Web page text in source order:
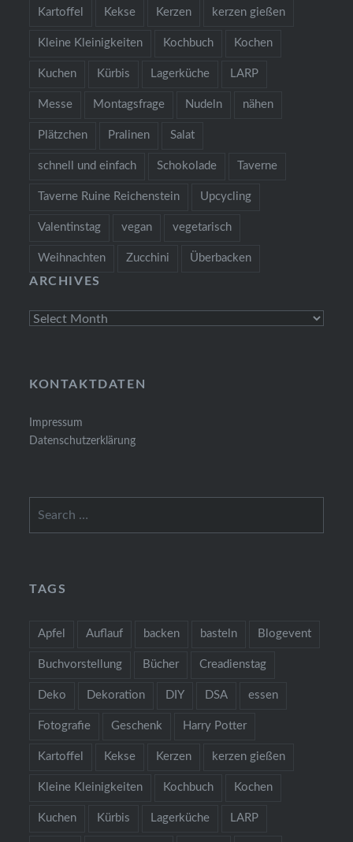
Kartoffel Kekse Kerzen kerzen gießen
Kleine Kleinigkeiten Kochbuch Kochen
Kuchen Kürbis Lagerküche LARP
Messe Montagsfrage Nudeln nähen
Plätzchen Pralinen Salat
schnell und einfach Schokolade Taverne
Taverne Ruine Reichenstein Upcycling
Valentinstag vegan vegetarisch
Weihnachten Zucchini Überbacken
ARCHIVES
Archives
KONTAKTDATEN
Impressum
Datenschutzerklärung
for:
TAGS
Apfel Auflauf backen basteln Blogevent
Buchvorstellung Bücher Creadienstag
Deko Dekoration DIY DSA essen
Fotografie Geschenk Harry Potter
Kartoffel Kekse Kerzen kerzen gießen
Kleine Kleinigkeiten Kochbuch Kochen
Kuchen Kürbis Lagerküche LARP